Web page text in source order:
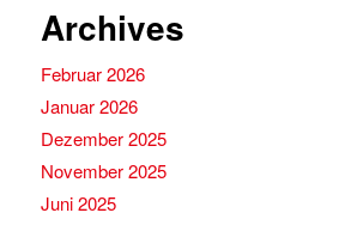
Archives
Februar 2026
Januar 2026
Dezember 2025
November 2025
Juni 2025